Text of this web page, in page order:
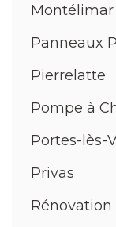
Montélimar
Panneaux
Pierrelatte
Pompe à
Portes-lès-
Privas